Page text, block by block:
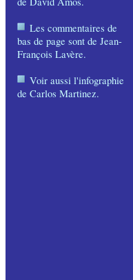
Les commentaires de
bas de page sont de Jean-
François Lavère.
Voir aussi l'infographie
de Carlos Martinez.